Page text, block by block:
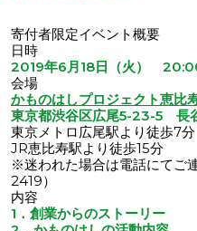
寄付者限定イベント概要
日時
2019年6月18日（火）
会場
かものはしプロジェクト恵比
東京都渋谷区広尾5-23-5 長
東京メトロ広尾駅より徒歩7分
JR恵比寿駅より徒歩15分
※迷われた場合は電話にてご
2419）
内容
1．創業からのストーリー